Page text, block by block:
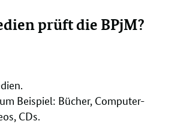
prüft die BPjM?
Beispiel: Bücher, Computer-
CDs.